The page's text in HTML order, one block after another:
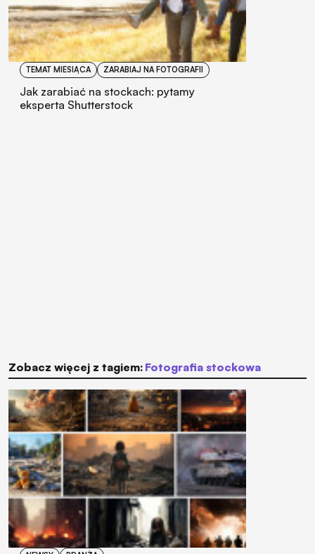
TEMAT MIESIĄCA ZARABIAJ NA FOTOGRAFII
Jak zarabiać na stockach: pytamy
eksperta Shutterstock
Zobacz więcej z tagiem: fotografia stockowa